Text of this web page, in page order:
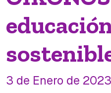
3 de Enero de 2023